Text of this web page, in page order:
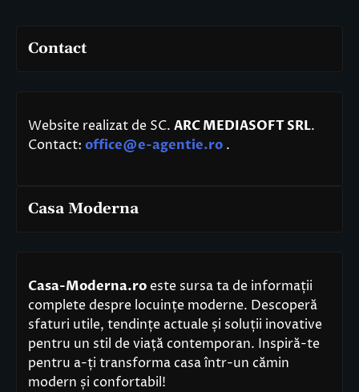
Contact
Website realizat de SC. ARC MEDIASOFT SRL.
Contact: office@e-agentie.ro .
Casa Moderna
Casa-Moderna.roeste sursa ta de informații
complete despre locuințe moderne. Descoperă
sfaturi utile, tendințe actuale și soluții inovative
pentru un stil de viață contemporan. Inspiră-te
pentru a-ți transforma casa într-un cămin
modern și confortabil!